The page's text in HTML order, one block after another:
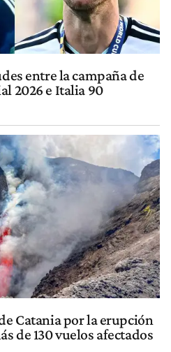
entre la campaña de
2026 e Italia 90
Catania por la erupción
de 130 vuelos afectados